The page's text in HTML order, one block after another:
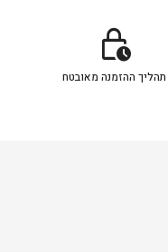
lock_clock
תהליך ההזמנה מאובטח